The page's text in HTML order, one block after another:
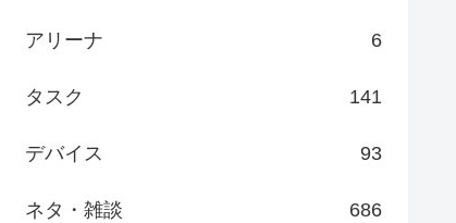
アリーナ 6
タスク 141
デバイス 93
ネタ・雑談 686